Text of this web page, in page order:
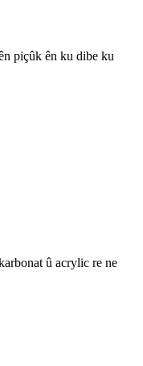
piçûk ên ku dibe ku
û acrylic re ne